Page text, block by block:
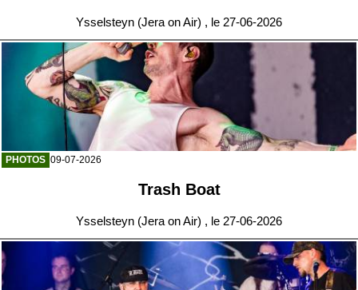
Ysselsteyn (Jera on Air) , le 27-06-2026
PHOTOS 09-07-2026
Trash Boat
Ysselsteyn (Jera on Air) , le 27-06-2026